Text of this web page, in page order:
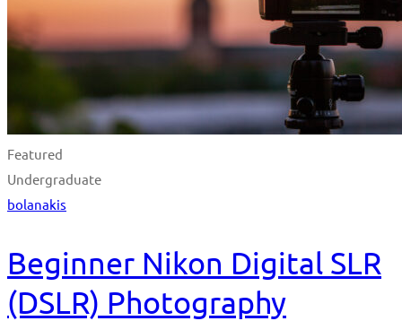
Featured
Undergraduate
bolanakis
Beginner Nikon Digital SLR
(DSLR) Photography